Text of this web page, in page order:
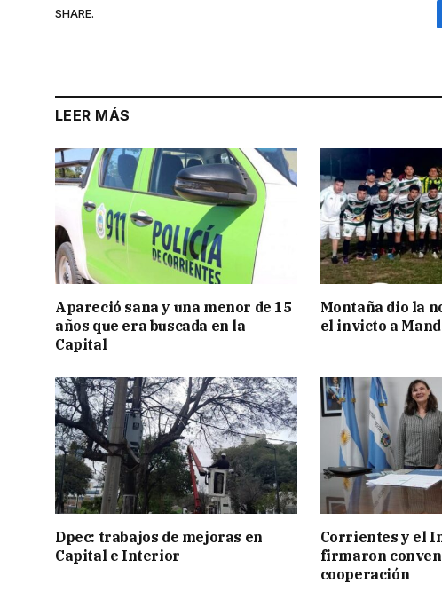
SHARE.
LEER MÁS
Apareció sana y una menor de 15
años que era buscada en la
Capital
Montaña dio la
el invicto a
Dpec: trabajos de mejoras en
Capital e Interior
Corrientes y el
firmaron
cooperación